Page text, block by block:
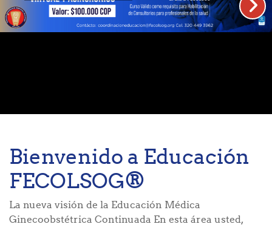
Bienvenido a Educación
FECOLSOG®
La nueva visión de la Educación Médica
Ginecoobstétrica Continuada En esta área usted,